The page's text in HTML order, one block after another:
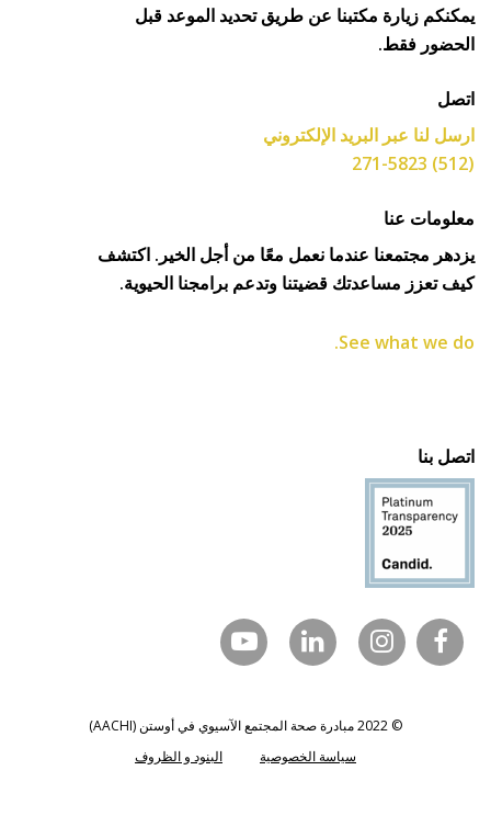
زيارة مكتبنا عن طريق تحديد الموعد قبل
فقط.
لنا عبر البريد الإلكتروني
عنا
مجتمعنا عندما نعمل معًا من أجل الخير. اكتشف
تعزز مساعدتك قضيتنا وتدعم برامجنا الحيوية.
See what we
بنا
سياسة الخصوصية
البنود و الظروف